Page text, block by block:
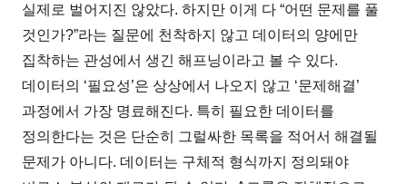
실제로 벌어지진 않았다. 하지만 이게 다 “어떤 문제를 풀
것인가?”라는 질문에 천착하지 않고 데이터의 양에만
집착하는 관성에서 생긴 해프닝이라고 볼 수 있다.
데이터의 ‘필요성’은 상상에서 나오지 않고 ‘문제해결’
과정에서 가장 명료해진다. 특히 필요한 데이터를
정의한다는 것은 단순히 그럴싸한 목록을 적어서 해결될
문제가 아니다. 데이터는 구체적 형식까지 정의돼야